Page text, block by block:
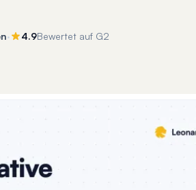
· 4.9Bewertet auf G2